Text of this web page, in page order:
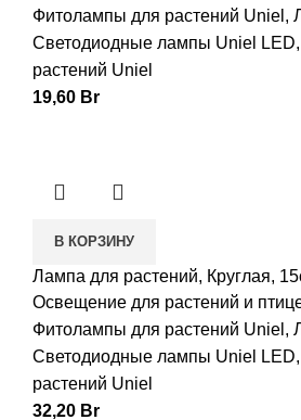
Фитолампы для растений Uniel ,
Светодиодные лампы Uniel LED,
растений Uniel
19,60 Br
В КОРЗИНУ
Лампа для растений, Круглая,
Освещение для растений и
Фитолампы для растений Uniel ,
Светодиодные лампы Uniel LED,
растений Uniel
32,20 Br